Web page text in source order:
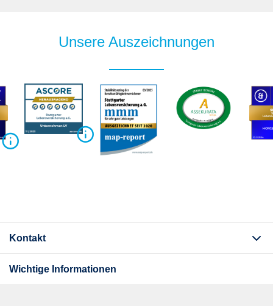
Unsere Auszeichnungen
Kontakt
Wichtige Informationen